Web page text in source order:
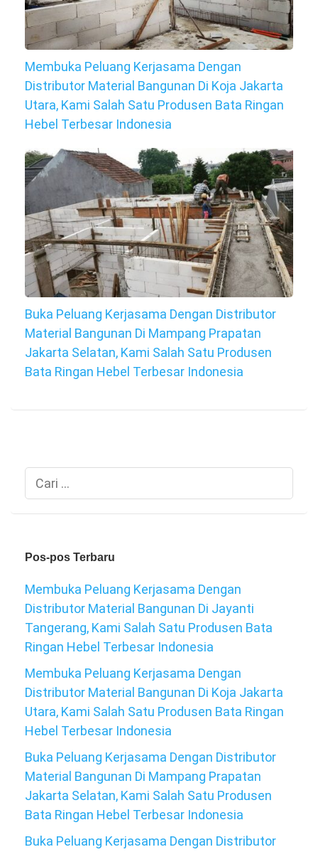
Membuka Peluang Kerjasama Dengan
Distributor Material Bangunan Di Koja Jakarta
Utara, Kami Salah Satu Produsen Bata Ringan
Hebel Terbesar Indonesia
Buka Peluang Kerjasama Dengan Distributor
Material Bangunan Di Mampang Prapatan
Jakarta Selatan, Kami Salah Satu Produsen
Bata Ringan Hebel Terbesar Indonesia
Cari
untuk:
Pos-pos Terbaru
Membuka Peluang Kerjasama Dengan
Distributor Material Bangunan Di Jayanti
Tangerang, Kami Salah Satu Produsen Bata
Ringan Hebel Terbesar Indonesia
Membuka Peluang Kerjasama Dengan
Distributor Material Bangunan Di Koja Jakarta
Utara, Kami Salah Satu Produsen Bata Ringan
Hebel Terbesar Indonesia
Buka Peluang Kerjasama Dengan Distributor
Material Bangunan Di Mampang Prapatan
Jakarta Selatan, Kami Salah Satu Produsen
Bata Ringan Hebel Terbesar Indonesia
Buka Peluang Kerjasama Dengan Distributor